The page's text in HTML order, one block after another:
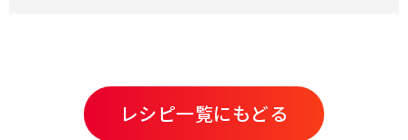
レシピ一覧にもどる